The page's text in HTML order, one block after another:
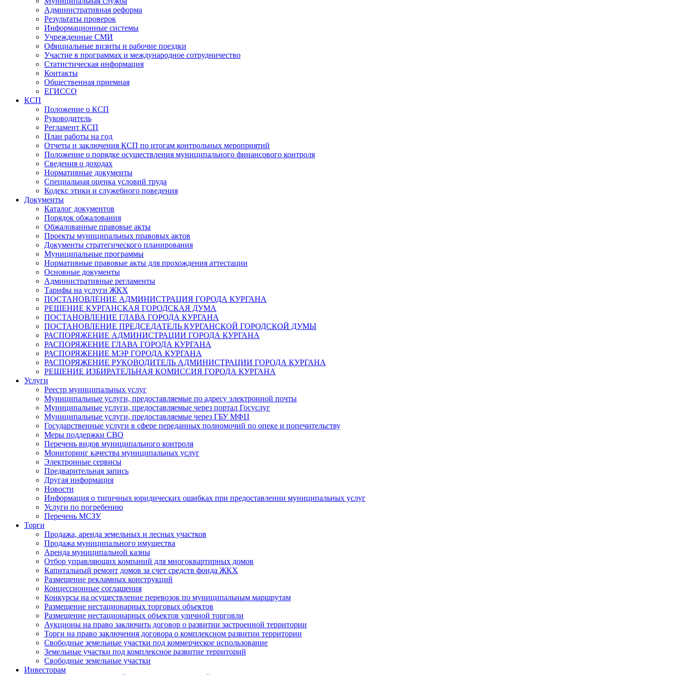
Административная реформа
Результаты проверок
Информационные системы
Учрежденные СМИ
Официальные визиты и рабочие поездки
Участие в программах и международное сотрудничество
Статистическая информация
Контакты
Общественная приемная
ЕГИССО
КСП
Положение о КСП
Руководитель
Регламент КСП
План работы на год
Отчеты и заключения КСП по итогам контрольных мероприятий
Положение о порядке осуществления муниципального финансового контроля
Сведения о доходах
Нормативные документы
Специальная оценка условий труда
Кодекс этики и служебного поведения
Документы
Каталог документов
Порядок обжалования
Обжалованные правовые акты
Проекты муниципальных правовых актов
Документы стратегического планирования
Муниципальные программы
Нормативные правовые акты для прохождения аттестации
Основные документы
Административные регламенты
Тарифы на услуги ЖКХ
ПОСТАНОВЛЕНИЕ АДМИНИСТРАЦИЯ ГОРОДА КУРГАНА
РЕШЕНИЕ КУРГАНСКАЯ ГОРОДСКАЯ ДУМА
ПОСТАНОВЛЕНИЕ ГЛАВА ГОРОДА КУРГАНА
ПОСТАНОВЛЕНИЕ ПРЕДСЕДАТЕЛЬ КУРГАНСКОЙ ГОРОДСКОЙ ДУМЫ
РАСПОРЯЖЕНИЕ АДМИНИСТРАЦИИ ГОРОДА КУРГАНА
РАСПОРЯЖЕНИЕ ГЛАВА ГОРОДА КУРГАНА
РАСПОРЯЖЕНИЕ МЭР ГОРОДА КУРГАНА
РАСПОРЯЖЕНИЕ РУКОВОДИТЕЛЬ АДМИНИСТРАЦИИ ГОРОДА КУРГАНА
РЕШЕНИЕ ИЗБИРАТЕЛЬНАЯ КОМИССИЯ ГОРОДА КУРГАНА
Услуги
Реестр муниципальных услуг
Муниципальные услуги, предоставляемые по адресу электронной почты
Муниципальные услуги, предоставляемые через портал Госуслуг
Муниципальные услуги, предоставляемые через ГБУ МФЦ
Государственные услуги в сфере переданных полномочий по опеке и попечительству
Меры поддержки СВО
Перечень видов муниципального контроля
Мониторинг качества муниципальных услуг
Электронные сервисы
Предварительная запись
Другая информация
Новости
Информация о типичных юридических ошибках при предоставлении муниципальных услуг
Услуги по погребению
Перечень МСЗУ
Торги
Продажа, аренда земельных и лесных участков
Продажа муниципального имущества
Аренда муниципальной казны
Отбор управляющих компаний для многоквартирных домов
Капитальный ремонт домов за счет средств фонда ЖКХ
Размещение рекламных конструкций
Концессионные соглашения
Конкурсы на осуществление перевозок по муниципальным маршрутам
Размещение нестационарных торговых объектов
Размещение нестационарных объектов уличной торговли
Аукционы на право заключить договор о развитии застроенной территории
Торги на право заключения договора о комплексном развитии территории
Свободные земельные участки под коммерческое использование
Земельные участки под комплексное развитие территорий
Свободные земельные участки
Инвесторам